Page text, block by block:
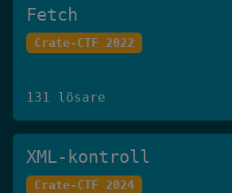
Fetch
Crate-CTF 2022
131 lösare
XML-kontroll
Crate-CTF 2024